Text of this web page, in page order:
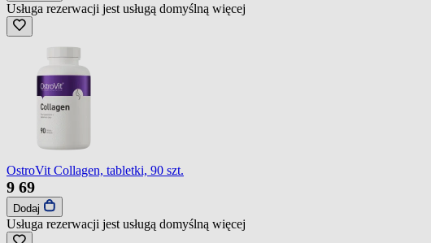
Usługa rezerwacji jest usługą domyślną więcej
OstroVit Collagen, tabletki, 90 szt.
9 69
Dodaj
Usługa rezerwacji jest usługą domyślną więcej